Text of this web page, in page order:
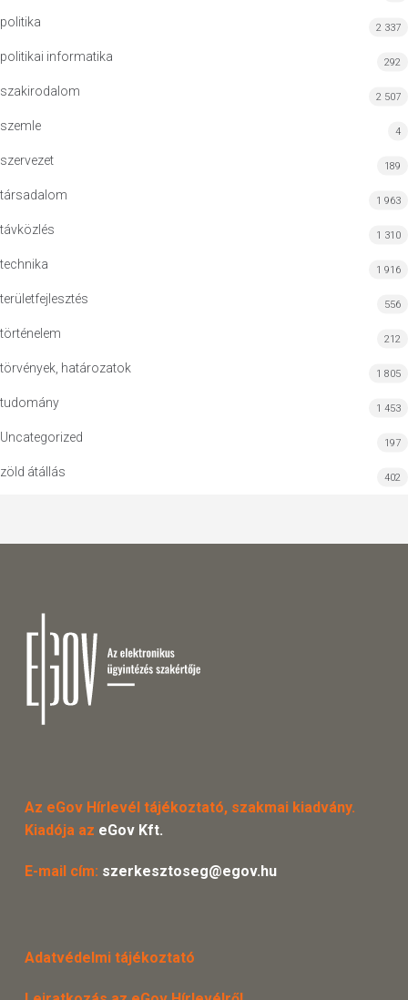
politika 2 337
politikai informatika 292
szakirodalom 2 507
szemle 4
szervezet 189
társadalom 1 963
távközlés 1 310
technika 1 916
területfejlesztés 556
történelem 212
törvények, határozatok 1 805
tudomány 1 453
Uncategorized 197
zöld átállás 402
Az eGov Hírlevél tájékoztató, szakmai kiadvány.
Kiadója az eGov Kft.
E-mail cím: szerkesztoseg@egov.hu
Adatvédelmi tájékoztató